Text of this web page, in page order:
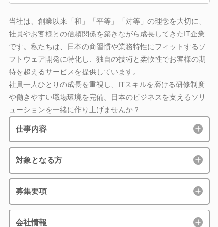
当社は、創業以来「和」「平等」「対等」の理念を大切に、
社員やお客様との信頼関係を築きながら成長してきたIT企業
です。私たちは、日本の商習慣や業務特性にフィットするソ
フトウェア開発に特化し、独自の技術と柔軟性でお客様の期
待を超えるサービスを提供しています。
社員一人ひとりの成長を重視し、ITスキルを磨ける研修制度
や働きやすい職場環境を完備。日本のビジネスを支えるソリ
ューションを一緒に作り上げませんか？
仕事内容
対象となる方
募集要項
会社情報